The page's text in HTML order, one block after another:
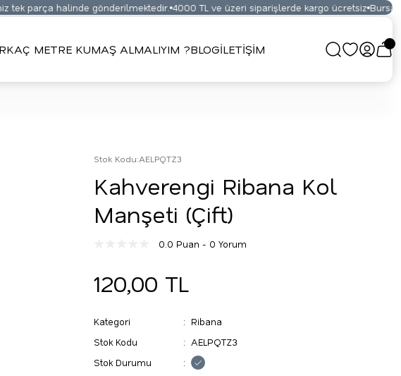
parça halinde gönderilmektedir. 4000 TL ve üzeri siparişlerde kargo ücretsiz Bursa
KAÇ METRE KUMAŞ ALMALIYIM ?BLOGİLETİŞİM
Stok Kodu:AELPQTZ3
Kahverengi Ribana Kol
Manşeti (Çift)
0.0 Puan - 0 Yorum
120,00 TL
Kategori
Ribana
Stok Kodu
AELPQTZ3
Stok Durumu